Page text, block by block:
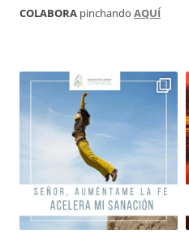
COLABORA pinchando AQUÍ